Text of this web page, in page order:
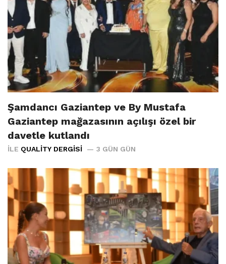
Şamdancı Gaziantep ve By Mustafa
Gaziantep mağazasının açılışı özel bir
davetle kutlandı
İLE QUALITY DERGISI 3 GÜN GÜN